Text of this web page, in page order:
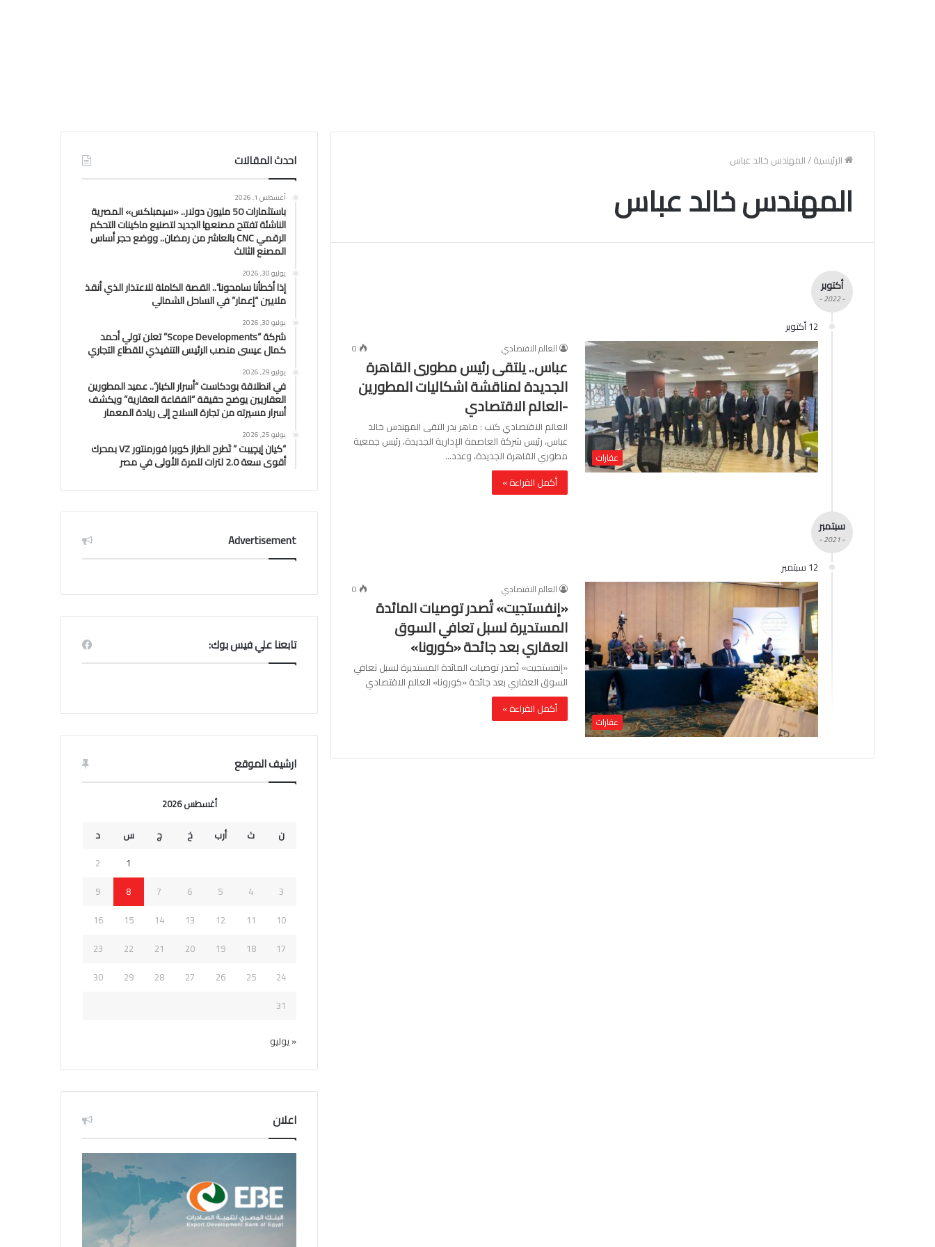
الرئيسية/المهندس خالد عباس
المهندس خالد عباس
أكتوبر
- 2022 -
12 أكتوبر
عقارات
العالم الاقتصادي 0
عباس.. يلتقى رئيس مطورى القاهرة
الجديدة لمناقشة اشكاليات المطورين
-العالم الاقتصادي
العالم الاقتصادي كتب : ماهر بدر التقى المهندس خالد
عباس، رئيس شركة العاصمة الإدارية الجديدة، رئيس جمعية
مطوري القاهرة الجديدة، وعدد…
أكمل القراءة »
سبتمبر
- 2021 -
12 سبتمبر
عقارات
العالم الاقتصادي 0
«إنفستجيت» تُصدر توصيات المائدة
المستديرة لسبل تعافي السوق
العقاري بعد جائحة «كورونا»
«إنفستجيت» تُصدر توصيات المائدة المستديرة لسبل تعافي
السوق العقاري بعد جائحة «كورونا» العالم الاقتصادي
أكمل القراءة »
احدث المقالات
أغسطس 1, 2026
باستثمارات 50 مليون دولار.. «سيمبلكس» المصرية
الناشئة تفتتح مصنعها الجديد لتصنيع ماكينات التحكم
الرقمي CNC بالعاشر من رمضان.. ووضع حجر أساس
المصنع الثالث
يوليو 30, 2026
إذا أخطأنا سامحونا”.. القصة الكاملة للاعتذار الذي أنقذ
ملايين “إعمار” في الساحل الشمالي
يوليو 30, 2026
شركة “Scope Developments” تعلن تولي أحمد
كمال عيسى منصب الرئيس التنفيذي للقطاع التجاري
يوليو 29, 2026
في انطلاقة بودكاست “أسرار الكبار”.. عميد المطورين
العقاريين يوضح حقيقة “الفقاعة العقارية” ويكشف
أسرار مسيرته من تجارة السلاح إلى ريادة المعمار
يوليو 25, 2026
“كيان إيچيبت ” تَطرح الطراز كوبرا فورمنتور VZ بمحرك
أقوى سعة 2.0 لترات للمرة الأولى في مصر
Advertisement
تابعنا علي فيس بوك:
ارشيف الموقع
أغسطس 2026
ن
ث أرب خ ج س
د
1
2
3
4
5
6
7
8
9
10
11
12
13
14
15
16
17
18
19
20
21
22
23
24
25
26
27
28
29
30
31
« يوليو
اعلان